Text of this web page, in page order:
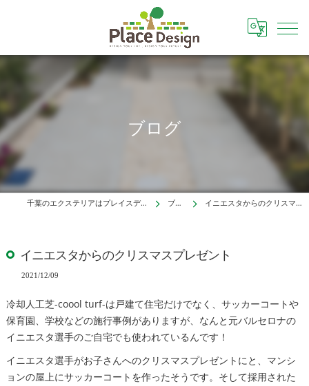
ブログ
千葉のエクステリアはプレイスデザイン株式会社 ブログ イニエスタからのクリスマスプレゼント
イニエスタからのクリスマスプレゼント
2021/12/09
冷却人工芝-coool turf-は戸建て住宅だけでなく、サッカーコートや
保育園、学校などの施行事例がありますが、なんと元バルセロナの
イニエスタ選手のご自宅でも使われているんです！
イニエスタ選手がお子さんへのクリスマスプレゼントにと、マンシ
ョンの屋上にサッカーコートを作ったそうです。そして採用された